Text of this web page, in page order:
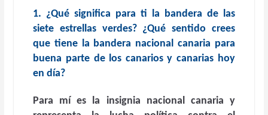
1. ¿Qué significa para ti la bandera de las
siete estrellas verdes? ¿Qué sentido crees
que tiene la bandera nacional canaria para
buena parte de los canarios y canarias hoy
en día?
Para mí es la
insignia nacional canaria y